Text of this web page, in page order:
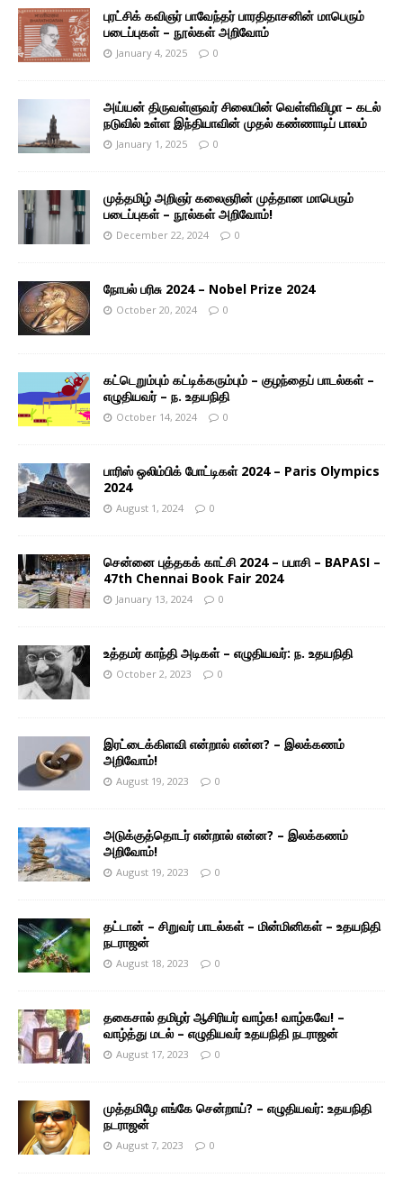
புரட்சிக் கவிஞர் பாவேந்தர் பாரதிதாசனின் மாபெரும்
படைப்புகள் – நூல்கள் அறிவோம்
January 4, 2025 0
அய்யன் திருவள்ளுவர் சிலையின் வெள்ளிவிழா – கடல்
நடுவில் உள்ள இந்தியாவின் முதல் கண்ணாடிப் பாலம்
January 1, 2025 0
முத்தமிழ் அறிஞர் கலைஞரின் முத்தான மாபெரும்
படைப்புகள் – நூல்கள் அறிவோம்!
December 22, 2024 0
நோபல் பரிசு 2024 – Nobel Prize 2024
October 20, 2024 0
கட்டெறும்பும் கட்டிக்கரும்பும் – குழந்தைப் பாடல்கள் –
எழுதியவர் – ந. உதயநிதி
October 14, 2024 0
பாரிஸ் ஒலிம்பிக் போட்டிகள் 2024 – Paris Olympics
2024
August 1, 2024 0
சென்னை புத்தகக் காட்சி 2024 – பபாசி – BAPASI –
47th Chennai Book Fair 2024
January 13, 2024 0
உத்தமர் காந்தி அடிகள் – எழுதியவர்: ந. உதயநிதி
October 2, 2023 0
இரட்டைக்கிளவி என்றால் என்ன? – இலக்கணம்
அறிவோம்!
August 19, 2023 0
அடுக்குத்தொடர் என்றால் என்ன? – இலக்கணம்
அறிவோம்!
August 19, 2023 0
தட்டான் – சிறுவர் பாடல்கள் – மின்மினிகள் – உதயநிதி
நடராஜன்
August 18, 2023 0
தகைசால் தமிழர் ஆசிரியர் வாழ்க! வாழ்கவே! –
வாழ்த்து மடல் – எழுதியவர் உதயநிதி நடராஜன்
August 17, 2023 0
முத்தமிழே எங்கே சென்றாய்? – எழுதியவர்: உதயநிதி
நடராஜன்
August 7, 2023 0